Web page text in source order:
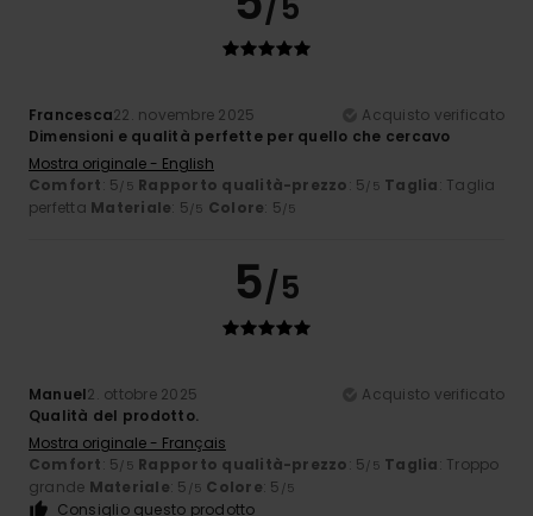
Francesca22. novembre 2025
Acquisto verificato
Dimensioni e qualità perfette per quello che cercavo
Mostra originale - English
Comfort: 5/5 Rapporto qualità-prezzo: 5/5 Taglia: Taglia
perfetta Materiale: 5/5 Colore: 5/5
5/5
Manuel2. ottobre 2025
Acquisto verificato
Qualità del prodotto.
Mostra originale - Français
Comfort: 5/5 Rapporto qualità-prezzo: 5/5 Taglia: Troppo
grande Materiale: 5 /5 Colore: 5 /5
Consiglio questo prodotto